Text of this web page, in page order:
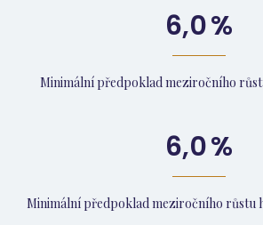
6,0%
Minimální předpoklad meziročního
6,0%
Minimální předpoklad meziročního růstu